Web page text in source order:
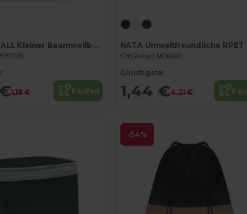
TASKE SMALL Kleiner Baumwollbeutel
1,19 € Kaufen
GiftRetail MO6660
Günstigste:
1,44 €4,21 €
-54%